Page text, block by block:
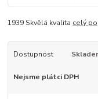
1939 Skvělá kvalita celý
Dostupnost
Nejsme plátci DPH